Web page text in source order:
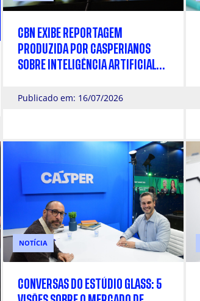
CBN EXIBE REPORTAGEM
PRODUZIDA POR CASPERIANOS
SOBRE INTELIGÊNCIA ARTIFICIAL
Publicado em: 16/07/2026
NOTÍCIA
CONVERSAS DO ESTÚDIO GLASS: 5